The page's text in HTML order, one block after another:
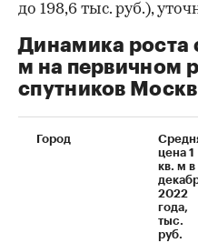
00:00
до 198,6 тыс. руб.),
Динамика роста
м на первичном
спутников
Город
цена 1
кв. м в
2022
года,
тыс.
руб.